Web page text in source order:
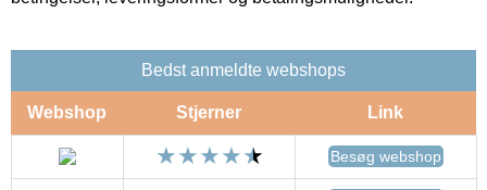
Bedst anmeldte webshops
Webshop Stjerner Link
Besøg webshop